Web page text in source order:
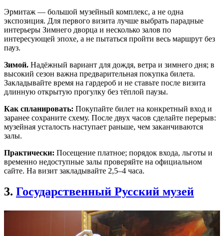
Эрмитаж — большой музейный комплекс, а не одна
экспозиция. Для первого визита лучше выбрать парадные
интерьеры Зимнего дворца и несколько залов по
интересующей эпохе, а не пытаться пройти весь маршрут без
пауз.
Зимой. Надёжный вариант для дождя, ветра и зимнего дня; в
высокий сезон важна предварительная покупка билета.
Закладывайте время на гардероб и не ставьте после визита
длинную открытую прогулку без тёплой паузы.
Как спланировать: Покупайте билет на конкретный вход и
заранее сохраните схему. После двух часов сделайте перерыв:
музейная усталость наступает раньше, чем заканчиваются
залы.
Практически: Посещение платное; порядок входа, льготы и
временно недоступные залы проверяйте на официальном
сайте. На визит закладывайте 2,5–4 часа.
3. Государственный Русский музей